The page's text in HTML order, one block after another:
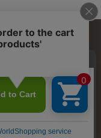
イバシーポリシー
店舗リスト